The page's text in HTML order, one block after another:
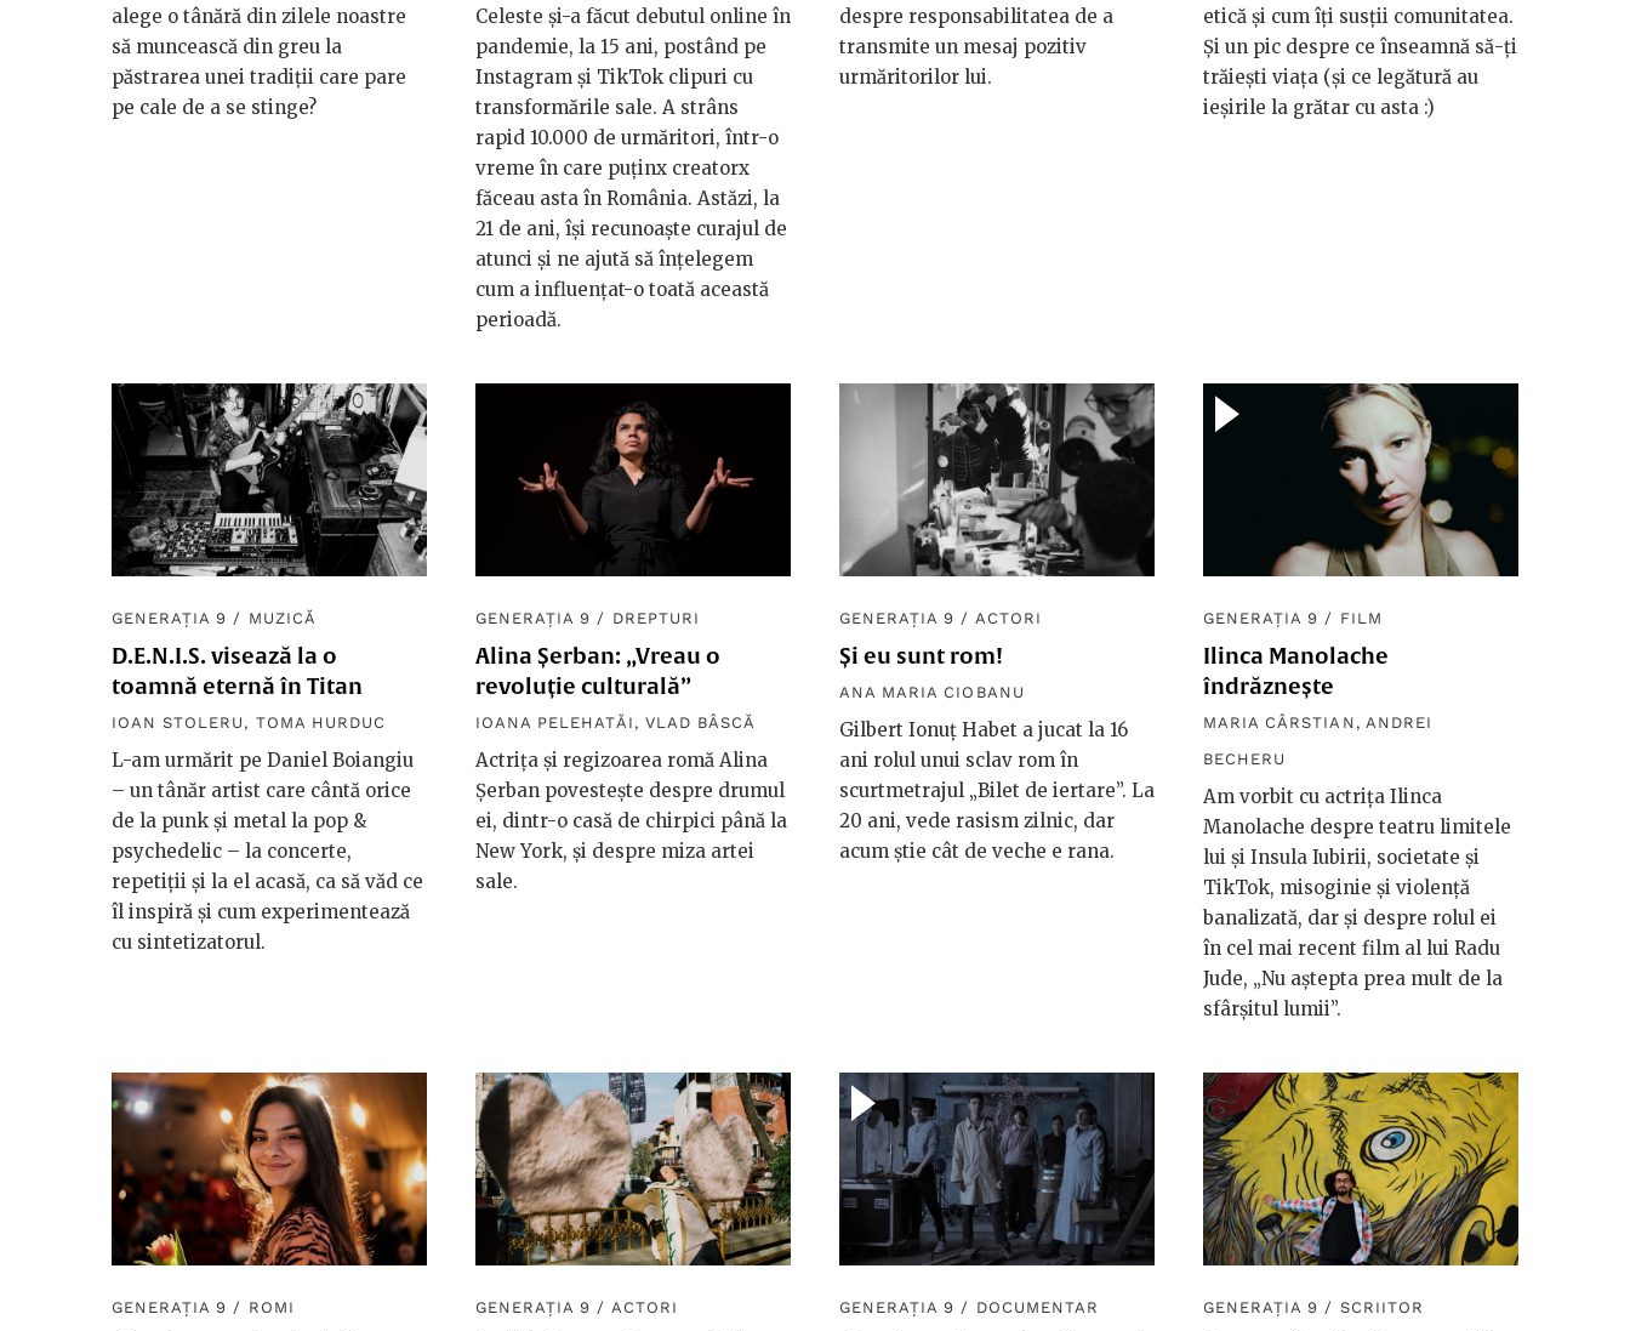
alege o tânără din zilele noastre
să muncească din greu la
păstrarea unei tradiții care pare
pe cale de a se stinge?
Celeste și-a făcut debutul online în
pandemie, la 15 ani, postând pe
Instagram și TikTok clipuri cu
transformările sale. A strâns
rapid 10.000 de urmăritori, într-o
vreme în care puținx creatorx
făceau asta în România. Astăzi, la
21 de ani, își recunoaște curajul de
atunci și ne ajută să înțelegem
cum a influențat-o toată această
perioadă.
despre responsabilitatea de a
transmite un mesaj pozitiv
urmăritorilor lui.
etică și cum îți susții comunitatea.
Și un pic despre ce înseamnă să-ți
trăiești viața (și ce legătură au
ieșirile la grătar cu asta :)
GENERAȚIA 9 / MUZICĂ
D.E.N.I.S. visează la o
toamnă eternă în Titan
IOAN STOLERU , TOMA HURDUC
L-am urmărit pe Daniel Boiangiu
– un tânăr artist care cântă orice
de la punk și metal la pop &
psychedelic – la concerte,
repetiții și la el acasă, ca să văd ce
îl inspiră și cum experimentează
cu sintetizatorul.
GENERAȚIA 9 / DREPTURI
Alina Șerban: „Vreau o
revoluție culturală”
IOANA PELEHATĂI , VLAD BÂSCĂ
Actrița și regizoarea romă Alina
Șerban povestește despre drumul
ei, dintr-o casă de chirpici până la
New York, și despre miza artei
sale.
GENERAȚIA 9 / ACTORI
Și eu sunt rom!
ANA MARIA CIOBANU
Gilbert Ionuț Habet a jucat la 16
ani rolul unui sclav rom în
scurtmetrajul „Bilet de iertare”. La
20 ani, vede rasism zilnic, dar
acum știe cât de veche e rana.
GENERAȚIA 9 / FILM
Ilinca Manolache
îndrăznește
MARIA CÂRSTIAN , ANDREI
BECHERU
Am vorbit cu actrița Ilinca
Manolache despre teatru limitele
lui și Insula Iubirii, societate și
TikTok, misoginie și violență
banalizată, dar și despre rolul ei
în cel mai recent film al lui Radu
Jude, „Nu aștepta prea mult de la
sfârșitul lumii”.
GENERAȚIA 9 / ROMI GENERAȚIA 9 / ACTORI GENERAȚIA 9 / DOCUMENTAR GENERAȚIA 9 / SCRIITOR